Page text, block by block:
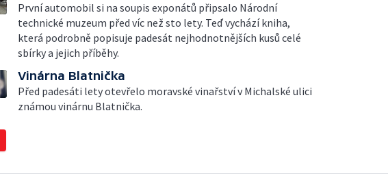
První automobil si na soupis exponátů připsalo Národní
technické muzeum před víc než sto lety. Teď vychází kniha,
která podrobně popisuje padesát nejhodnotnějších kusů celé
sbírky a jejich příběhy.
Vinárna Blatnička
Před padesáti lety otevřelo moravské vinařství v Michalské ulici
známou vinárnu Blatnička.